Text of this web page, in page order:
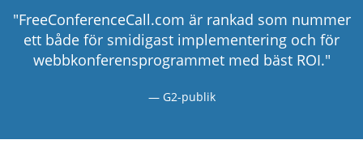
"FreeConferenceCall.com är rankad som nummer
ett både för smidigast implementering och för
webbkonferensprogrammet med bäst ROI."
G2-publik